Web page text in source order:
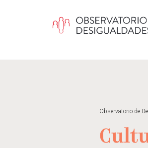
Observatorio de